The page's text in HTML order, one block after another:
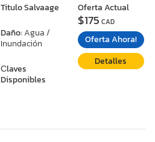
Titulo Salvaage
Daño: Agua /
Inundación
Сlaves
Disponibles
Oferta Actual
$175 CAD
Oferta Ahora!
Detalles